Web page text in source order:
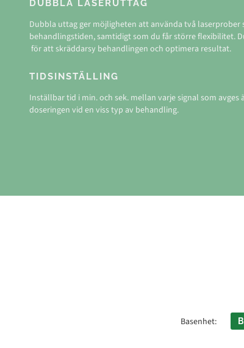
DUBBLA LASERUTTAG
Dubbla uttag ger möjligheten att använda två
behandlingstiden, samtidigt som du får större flexibilitet.
för att skräddarsy behandlingen och optimera resultat.
TIDSINSTÄLLING
Inställbar tid i min. och sek. mellan varje signal som
doseringen vid en viss typ av behandling.
Basenhet: